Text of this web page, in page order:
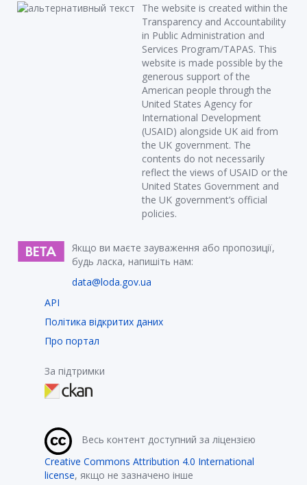
The website is created within the
Transparency and Accountability
in Public Administration and
Services Program/TAPAS. This
website is made possible by the
generous support of the
American people through the
United States Agency for
International Development
(USAID) alongside UK aid from
the UK government. The
contents do not necessarily
reflect the views of USAID or the
United States Government and
the UK government’s official
policies.
Якщо ви маєте зауваження або пропозиції,
будь ласка, напишіть нам:
data@loda.gov.ua
API
Політика відкритих даних
Про портал
За підтримки
Весь контент доступний за ліцензією
Creative Commons Attribution 4.0 International
license, якщо не зазначено інше